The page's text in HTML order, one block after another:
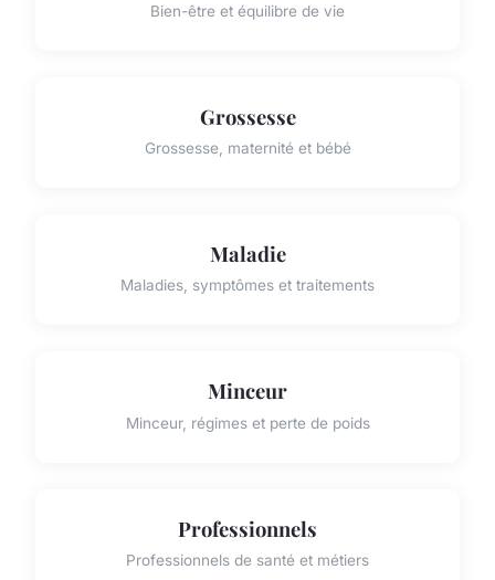
Bien-être et équilibre de vie
Grossesse
Grossesse, maternité et bébé
Maladie
Maladies, symptômes et traitements
Minceur
Minceur, régimes et perte de poids
Professionnels
Professionnels de santé et métiers